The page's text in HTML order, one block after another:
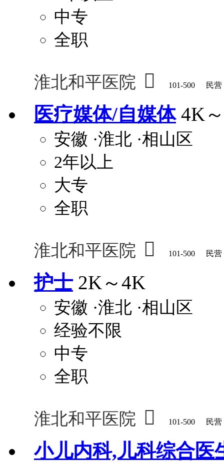
中专
全职
淮北和平医院  101-500 民营
医疗媒体/自媒体 4K
安徽 ·淮北 ·相山区
2年以上
大专
全职
淮北和平医院  101-500 民营
护士 2K～4K
安徽 ·淮北 ·相山区
经验不限
中专
全职
淮北和平医院  101-500 民营
小儿内科,儿科综合医